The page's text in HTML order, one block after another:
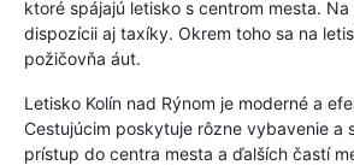
ktoré spájajú letisko s centrom mesta. Na
dispozícii aj taxíky. Okrem toho sa na
požičovňa áut.
Letisko Kolín nad Rýnom je moderné a
Cestujúcim poskytuje rôzne vybavenie a
prístup do centra mesta a ďalších častí